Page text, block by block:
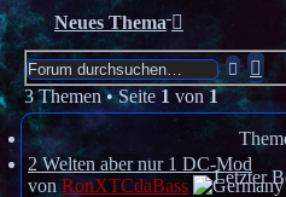
Neues Thema
Suche
3 Themen • Seite 1 von1
Letzter
2 Welten aber nur 1 DC-Mod
von RonXTCdaBass